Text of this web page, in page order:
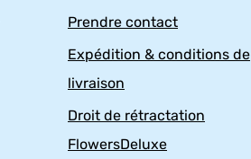
Prendre contact
Expédition & conditions de
livraison
Droit de rétractation
FlowersDeluxe